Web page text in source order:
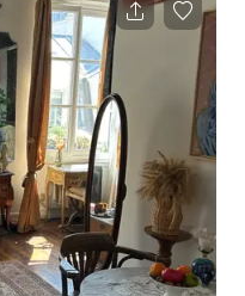
une lumière naturelle
Parfait pour : -
privées et événe